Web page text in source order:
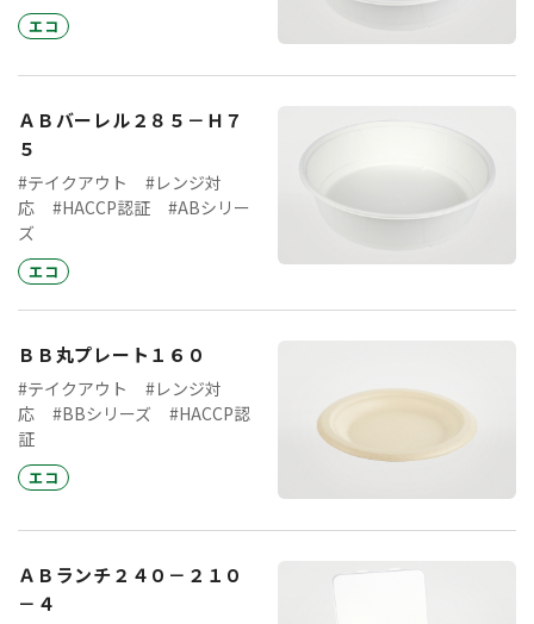
エコ
ＡＢバーレル２８５－Ｈ７
５
#テイクアウト
#レンジ対
応
#HACCP認証
#ABシリー
ズ
エコ
ＢＢ丸プレート１６０
#テイクアウト
#レンジ対
応
#BBシリーズ
#HACCP認
証
エコ
ＡＢランチ２４０－２１０
－４